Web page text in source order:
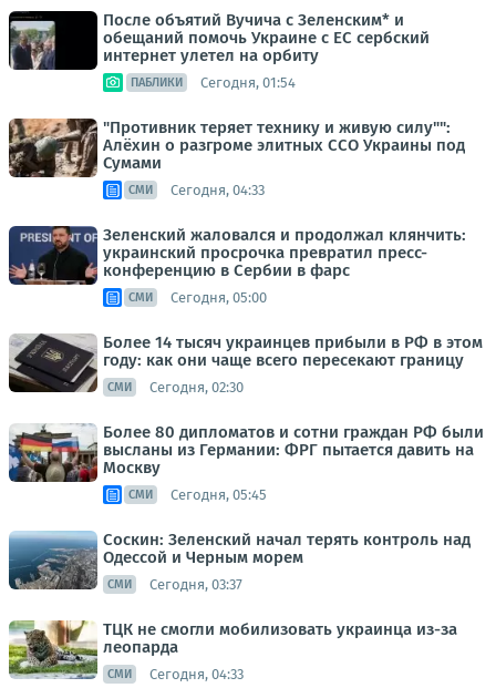
После объятий Вучича с Зеленским* и
обещаний помочь Украине с ЕС сербский
интернет улетел на орбиту
ПАБЛИКИ Сегодня, 01:54
"Противник теряет технику и живую силу"":
Алёхин о разгроме элитных ССО Украины под
Сумами
СМИ Сегодня, 04:33
Зеленский жаловался и продолжал клянчить:
украинский просрочка превратил пресс-
конференцию в Сербии в фарс
СМИ Сегодня, 05:00
Более 14 тысяч украинцев прибыли в РФ в этом
году: как они чаще всего пересекают границу
СМИ Сегодня, 02:30
Более 80 дипломатов и сотни граждан РФ были
высланы из Германии: ФРГ пытается давить на
Москву
СМИ Сегодня, 05:45
Соскин: Зеленский начал терять контроль над
Одессой и Черным морем
СМИ Сегодня, 03:37
ТЦК не смогли мобилизовать украинца из-за
леопарда
СМИ Сегодня, 04:33